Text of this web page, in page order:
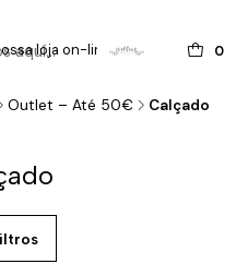
0
loja on-line !
Outlet – Até 50€ Calçado